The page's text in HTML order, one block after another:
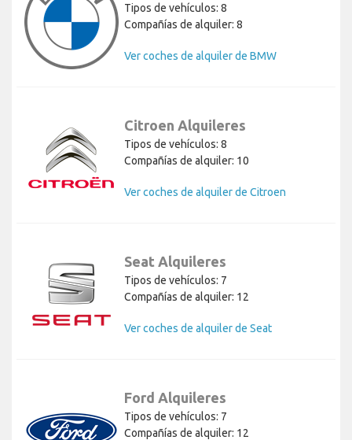
Tipos de vehículos: 8
Compañías de alquiler: 8
Ver coches de alquiler de BMW
Citroen Alquileres
Tipos de vehículos: 8
Compañías de alquiler: 10
Ver coches de alquiler de Citroen
Seat Alquileres
Tipos de vehículos: 7
Compañías de alquiler: 12
Ver coches de alquiler de Seat
Ford Alquileres
Tipos de vehículos: 7
Compañías de alquiler: 12